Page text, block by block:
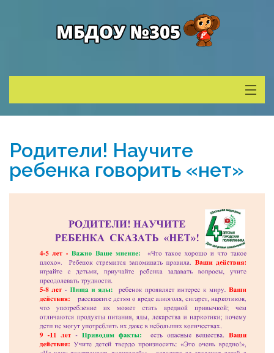
Деятельность
Родителям
Учитель года
Противодействие коррупции
Реализация соц заказа
Напишите нам
Родители! Научите
ребенка говорить «нет»